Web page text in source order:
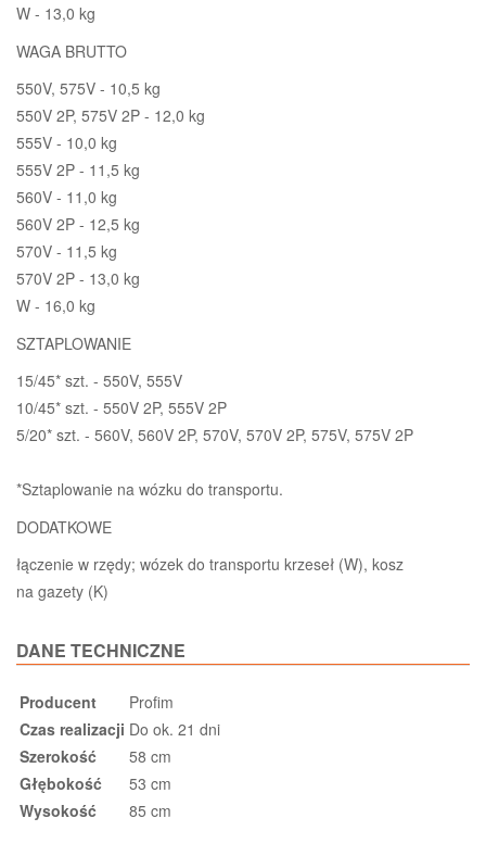
W - 13,0 kg
WAGA BRUTTO
550V, 575V - 10,5 kg
550V 2P, 575V 2P - 12,0 kg
555V - 10,0 kg
555V 2P - 11,5 kg
560V - 11,0 kg
560V 2P - 12,5 kg
570V - 11,5 kg
570V 2P - 13,0 kg
W - 16,0 kg
SZTAPLOWANIE
15/45* szt. - 550V, 555V
10/45* szt. - 550V 2P, 555V 2P
5/20* szt. - 560V, 560V 2P, 570V, 570V 2P, 575V, 575V 2P
*Sztaplowanie na wózku do transportu.
DODATKOWE
łączenie w rzędy; wózek do transportu krzeseł (W), kosz
na gazety (K)
DANE TECHNICZNE
Producent
Profim
Czas realizacji Do ok. 21 dni
Szerokość
58 cm
Głębokość
53 cm
Wysokość
85 cm